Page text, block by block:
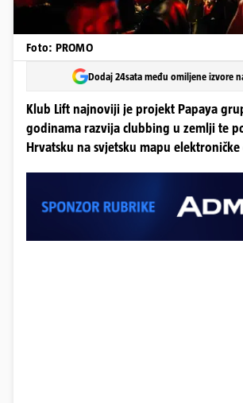
Foto: PROMO
Dodaj 24sata među omiljene izvore
Klub Lift najnoviji je projekt Papaya
godinama razvija clubbing u zemlji te
Hrvatsku na svjetsku mapu